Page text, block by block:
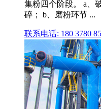
集粉四个阶段。 a、
碎； b、磨粉环节 ...
联系电话: 180 3780